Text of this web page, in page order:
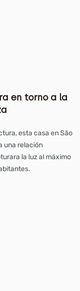
en torno a la
esta casa en São
una relación
la luz al máximo